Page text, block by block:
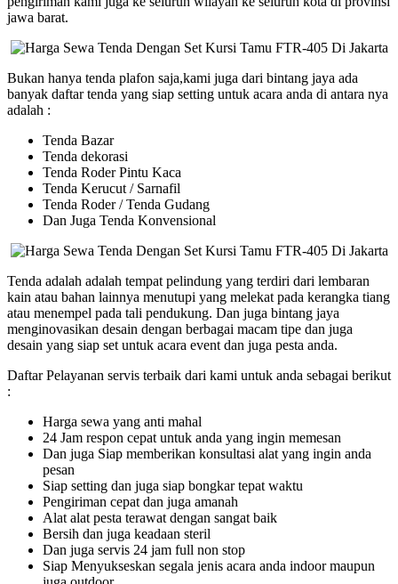
jawa barat.
Bukan hanya tenda plafon saja,kami juga dari bintang jaya ada
banyak daftar tenda yang siap setting untuk acara anda di antara nya
adalah :
Tenda Bazar
Tenda dekorasi
Tenda Roder Pintu Kaca
Tenda Kerucut / Sarnafil
Tenda Roder / Tenda Gudang
Dan Juga Tenda Konvensional
Tenda adalah adalah tempat pelindung yang terdiri dari lembaran
kain atau bahan lainnya menutupi yang melekat pada kerangka tiang
atau menempel pada tali pendukung. Dan juga bintang jaya
menginovasikan desain dengan berbagai macam tipe dan juga
desain yang siap set untuk acara event dan juga pesta anda.
Daftar Pelayanan servis terbaik dari kami untuk anda sebagai berikut
:
Harga sewa yang anti mahal
24 Jam respon cepat untuk anda yang ingin memesan
Dan juga Siap memberikan konsultasi alat yang ingin anda
pesan
Siap setting dan juga siap bongkar tepat waktu
Pengiriman cepat dan juga amanah
Alat alat pesta terawat dengan sangat baik
Bersih dan juga keadaan steril
Dan juga servis 24 jam full non stop
Siap Menyukseskan segala jenis acara anda indoor maupun